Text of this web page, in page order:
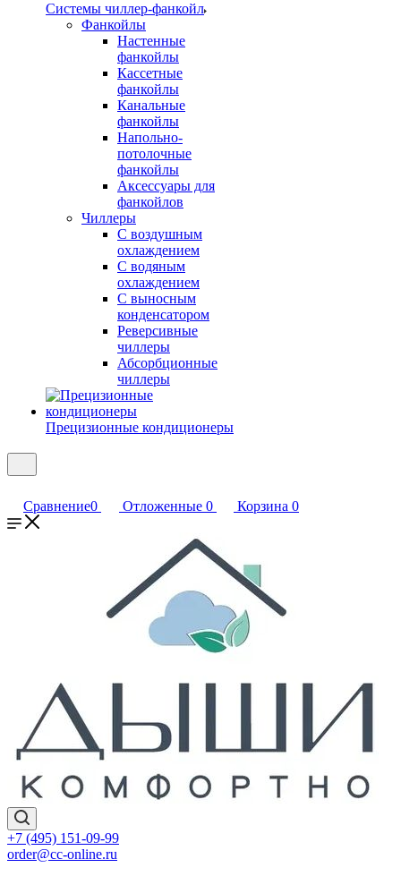
Системы чиллер-фанкойл
Фанкойлы
Настенные
фанкойлы
Кассетные
фанкойлы
Канальные
фанкойлы
Напольно-
потолочные
фанкойлы
Аксессуары для
фанкойлов
Чиллеры
С воздушным
охлаждением
С водяным
охлаждением
С выносным
конденсатором
Реверсивные
чиллеры
Абсорбционные
чиллеры
Прецизионные кондиционеры
Сравнение0 Отложенные 0 Корзина 0
+7 (495) 151-09-99
order@cc-online.ru